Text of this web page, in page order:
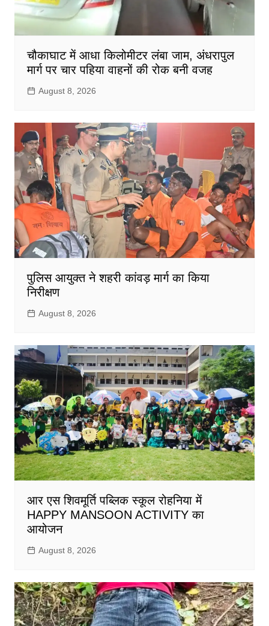
चौकाघाट में आधा किलोमीटर लंबा जाम, अंधरापुल
मार्ग पर चार पहिया वाहनों की रोक बनी वजह
August 8, 2026
पुलिस आयुक्त ने शहरी कांवड़ मार्ग का किया
निरीक्षण
August 8, 2026
आर एस शिवमूर्ति पब्लिक स्कूल रोहनिया में
HAPPY MANSOON ACTIVITY का
आयोजन
August 8, 2026